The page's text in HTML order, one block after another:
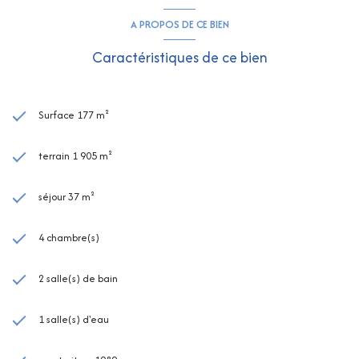
A PROPOS DE CE BIEN
Caractéristiques de ce bien
Surface 177 m²
terrain 1 905 m²
séjour 37 m²
4 chambre(s)
2 salle(s) de bain
1 salle(s) d'eau